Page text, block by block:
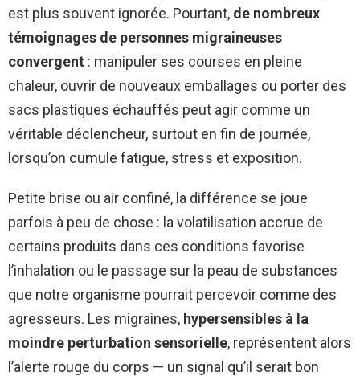
est plus souvent ignorée. Pourtant, de nombreux
témoignages de personnes migraineuses
convergent : manipuler ses courses en pleine
chaleur, ouvrir de nouveaux emballages ou porter des
sacs plastiques échauffés peut agir comme un
véritable déclencheur, surtout en fin de journée,
lorsqu’on cumule fatigue, stress et exposition.
Petite brise ou air confiné, la différence se joue
parfois à peu de chose : la volatilisation accrue de
certains produits dans ces conditions favorise
l’inhalation ou le passage sur la peau de substances
que notre organisme pourrait percevoir comme des
agresseurs. Les migraines, hypersensibles à la
moindre perturbation sensorielle, représentent alors
l’alerte rouge du corps — un signal qu’il serait bon